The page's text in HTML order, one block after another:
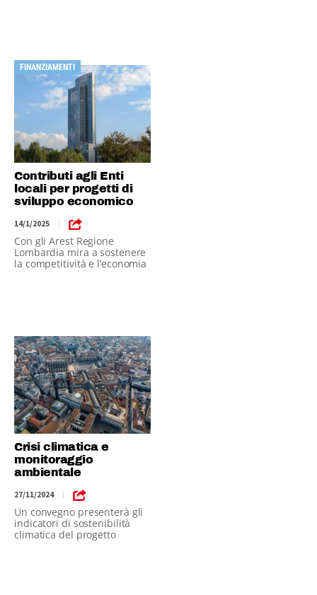
FINANZIAMENTI
Contributi agli Enti
locali per progetti di
sviluppo economico
14/1/2025 |
Con gli Arest Regione
Lombardia mira a sostenere
la competitività e l’economia
Crisi climatica e
monitoraggio
ambientale
27/11/2024 |
Un convegno presenterà gli
indicatori di sostenibilità
climatica del progetto